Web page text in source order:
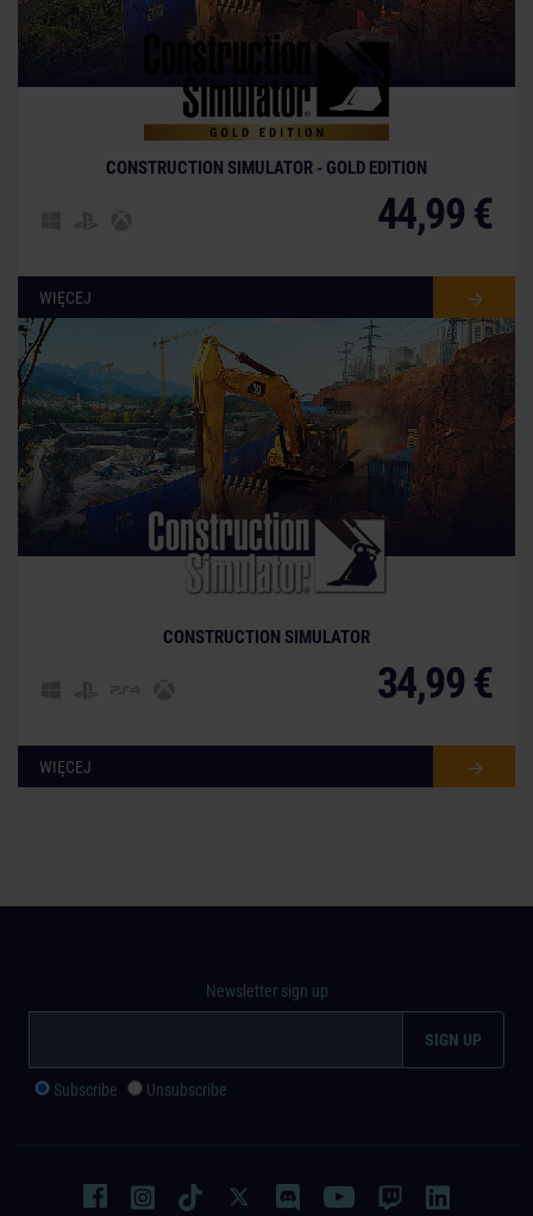
CONSTRUCTION SIMULATOR - GOLD EDITION
44,99 €
WIĘCEJ
CONSTRUCTION SIMULATOR
34,99 €
WIĘCEJ
Newsletter sign up
Subscribe Unsubscribe